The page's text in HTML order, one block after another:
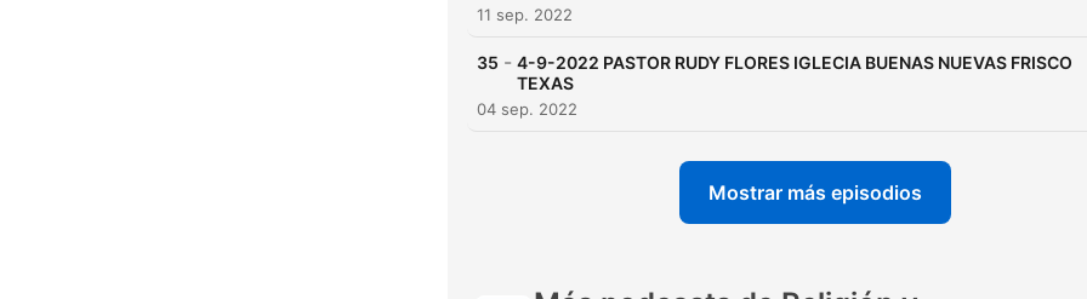
11 sep. 2022
35 - 4-9-2022 PASTOR RUDY FLORES IGLECIA BUENAS NUEVAS FRISCO
TEXAS
04 sep. 2022
Mostrar más episodios